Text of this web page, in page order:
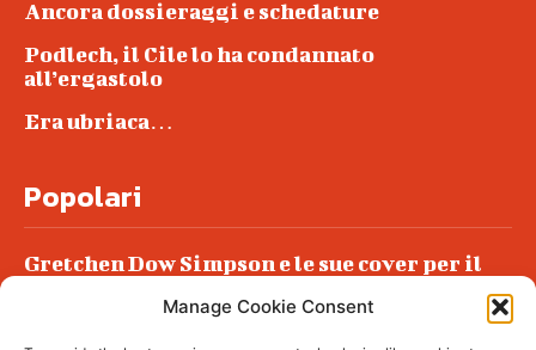
Manage Cookie Consent
Ancora dossieraggi e schedature
Podlech, il Cile lo ha condannato
all’ergastolo
Era ubriaca…
Popolari
Gretchen Dow Simpson e le sue cover per il